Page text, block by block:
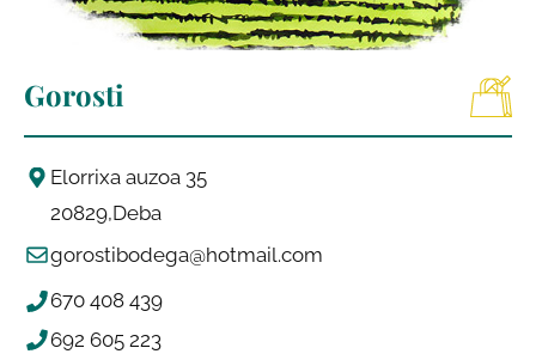
Gorosti
Elorrixa auzoa 35
20829 Deba
gorostibodega@hotmail.com
670 408 439
692 605 223